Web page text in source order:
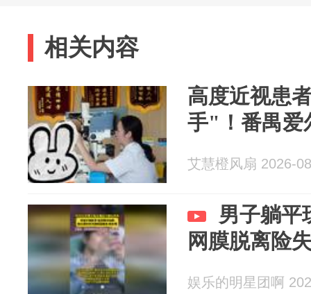
相关内容
高度近视患
手"！番禺爱
艾慧橙风扇 2026-
男子躺平
网膜脱离险
娱乐的明星团啊